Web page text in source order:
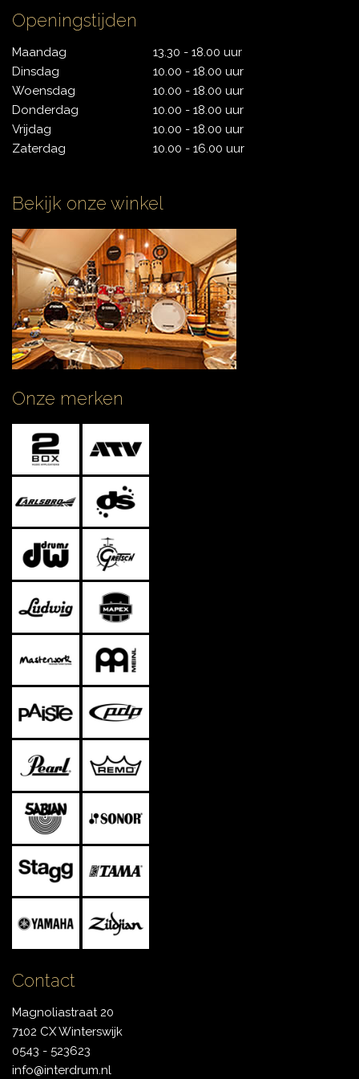
CONTACT
Openingstijden
Maandag
Dinsdag
Woensdag
Donderdag
Vrijdag
Zaterdag
13.30 - 18.00 uur
10.00 - 18.00 uur
10.00 - 18.00 uur
10.00 - 18.00 uur
10.00 - 18.00 uur
10.00 - 16.00 uur
Bekijk onze winkel
Onze merken
Contact
Magnoliastraat 20
7102 CX Winterswijk
0543 - 523623
info@interdrum.nl